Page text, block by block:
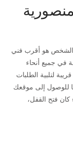
الشخص هو أقرب فني
في جميع أنحاء
لتلبية الطلبات
للوصول إلى موقعك
فتح القفل،